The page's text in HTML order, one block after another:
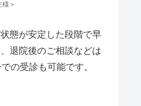
＞
態が安定した段階で早
退院後のご相談などは
の受診も可能です。